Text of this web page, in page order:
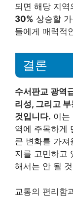
되면 해당 지역
30% 상승할
들에게 매력적
결론
수서판교 광역
리성, 그리고
것입니다. 이는
역에 주목하게
큰 변화를 가져
지를 고민하고
해서는 안 될
교통의 편리함